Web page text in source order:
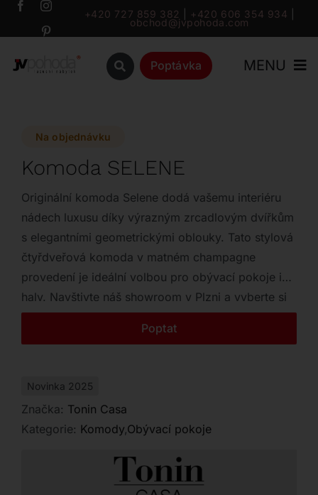
Přeskočit
+420 727 859 382 +420 606 354 934
obchod@jvpohoda.com
Poptávka MENU
Katalog
Značky
Outlet
Kontakt
Na objednávku
Komoda SELENE
Originální komoda Selene dodá vašemu interiéru
nádech luxusu díky výrazným zrcadlovým dvířkům
s elegantními geometrickými oblouky. Tato stylová
čtyřdveřová komoda v matném champagne
provedení je ideální volbou pro obývací pokoje i
haly. Navštivte náš showroom v Plzni a vyberte si
variantu se zrcadlovým sklem v bronzovém či
kouřovém odstínu přesně pro váš domov.
Poptat
Novinka 2025
Značka: Tonin Casa
Kategorie: Komody,Obývací pokoje